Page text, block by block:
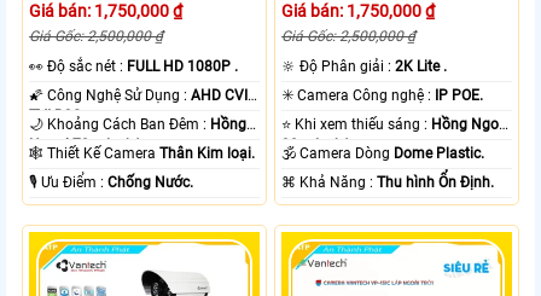
Giá bán: 1,750,000 ₫
Giá Gốc: 2,500,000 ₫
️👀 Độ sắc nét : FULL HD 1080P .
🌠 Công Nghệ Sử Dụng :AHD CVI
TVI BCS.
🌙 Khoảng Cách Ban Đêm : Hồng
Ngoại 70m Led Array.
🕸️ Thiết Kế CameraThân Kim loại.
️🎙 Ưu Điểm :Chống Nước.
Giá bán: 1,750,000 ₫
Giá Gốc: 2,500,000 ₫
🔆 Độ Phân giải :2K Lite .
✳️ Camera Công nghệ :
IP POE.
⭐ Khi xem thiếu sáng : Hồng Ngoại
30m Led Array.
🕉️ Camera Dòng Dome Plastic.
️⌘ Khả Năng :Thu hình Ổn Định.